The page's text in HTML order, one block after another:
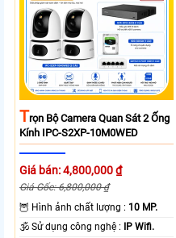
TRọn Bộ Camera Quan Sát 2 Ống
Kính IPC-S2XP-10M0WED
Giá bán: 4,800,000 ₫
Giá Gốc: 6,800,000 ₫
🦉 Hình ảnh chất lượng : 10 MP.
🕉️ Sử dụng công nghệ :
IP Wifi.